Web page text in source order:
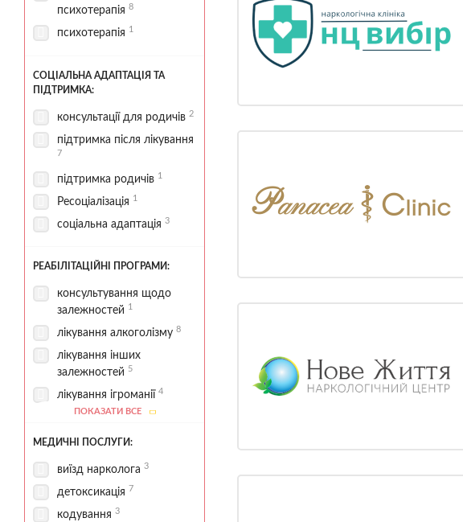
психотерапія 8
психотерапія 1
СОЦІАЛЬНА АДАПТАЦІЯ ТА
ПІДТРИМКА:
консультації для родичів 2
підтримка після лікування
7
підтримка родичів 1
Ресоціалізація 1
соціальна адаптація 3
РЕАБІЛІТАЦІЙНІ ПРОГРАМИ:
консультування щодо
залежностей 1
лікування алкоголізму 8
лікування інших
залежностей 5
лікування ігроманії 4
лікування
ПОКАЗАТИ ВСЕ
МЕДИЧНІ ПОСЛУГИ:
виїзд нарколога 3
детоксикація 7
кодування 3